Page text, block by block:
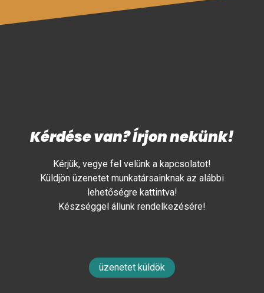
Kérdése van? Írjon nekünk!
Kérjük, vegye fel velünk a kapcsolatot!
Küldjön üzenetet munkatársainknak az alábbi
lehetőségre kattintva!
Készséggel állunk rendelkezésére!
üzenetet küldök